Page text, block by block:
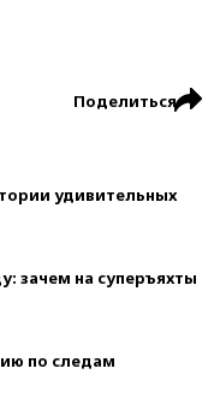
Поделиться
удивительных
зачем на суперъяхты
по следам